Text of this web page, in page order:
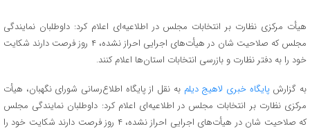
هیأت مرکزی نظارت بر انتخابات مجلس در اطلاعیه‌ای اعلام کرد: داوطلبان نمایندگی
مجلس که صلاحیت‌ شان در هیأت‌های اجرایی احراز نشده، ۴ روز فرصت دارند شکایت
خود را به دفتر نظارت و بازرسی انتخابات استان‌ها اعلام کنند.
به گزارشپایگاه خبری لاهیج دیلم به نقل از پایگاه اطلاع‌رسانی شورای نگهبان، هیأت
مرکزی نظارت بر انتخابات مجلس در اطلاعیه‌ای اعلام کرد: داوطلبان نمایندگی مجلس
که صلاحیت‌ شان در هیأت‌های اجرایی احراز نشده، ۴ روز فرصت دارند شکایت خود را